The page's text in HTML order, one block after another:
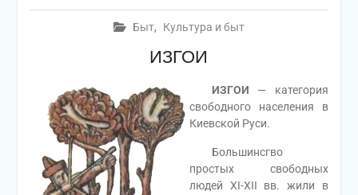
Быт, Культура и быт
ИЗГОИ
ИЗГОИ — категория
свободного населения в
Киевской Руси.
Большинсгво
простых свободных
людей XI-XII вв. жили в